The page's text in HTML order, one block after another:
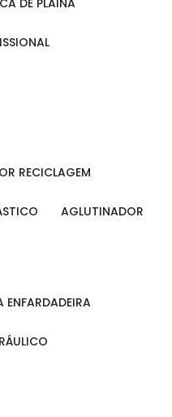
DE PLAINA
RECICLAGEM
AGLUTINADOR
ENFARDADEIRA